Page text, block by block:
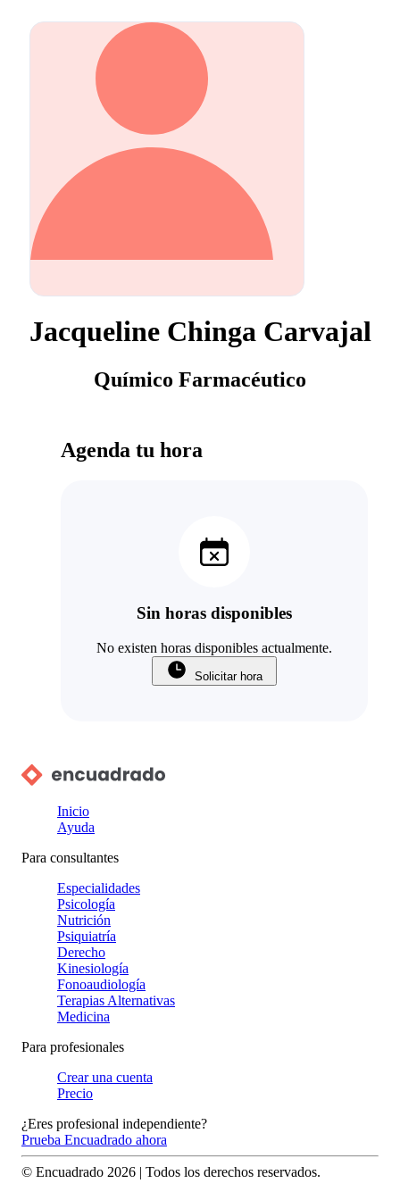
Jacqueline Chinga Carvajal
Químico Farmacéutico
Agenda tu hora
Sin horas disponibles
No existen horas disponibles actualmente.
Solicitar hora
Inicio
Ayuda
Para consultantes
Especialidades
Psicología
Nutrición
Psiquiatría
Derecho
Kinesiología
Fonoaudiología
Terapias Alternativas
Medicina
Para profesionales
Crear una cuenta
Precio
¿Eres profesional independiente?
Prueba Encuadrado ahora
© Encuadrado 2026 | Todos los derechos reservados.